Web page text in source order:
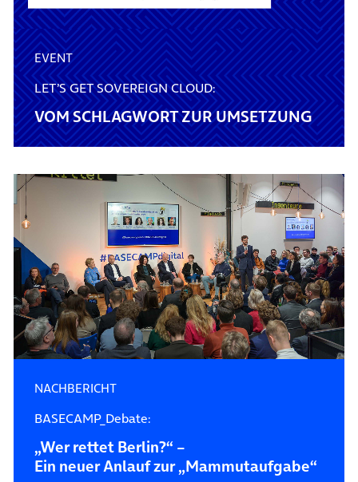
EVENT
LET’S GET SOVEREIGN CLOUD:
VOM SCHLAGWORT ZUR UMSETZUNG
NACHBERICHT
BASECAMP_Debate:
„Wer rettet Berlin?“ –
Ein neuer Anlauf zur „Mammutaufgabe“